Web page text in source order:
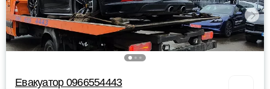
Евакуатор 0966554443